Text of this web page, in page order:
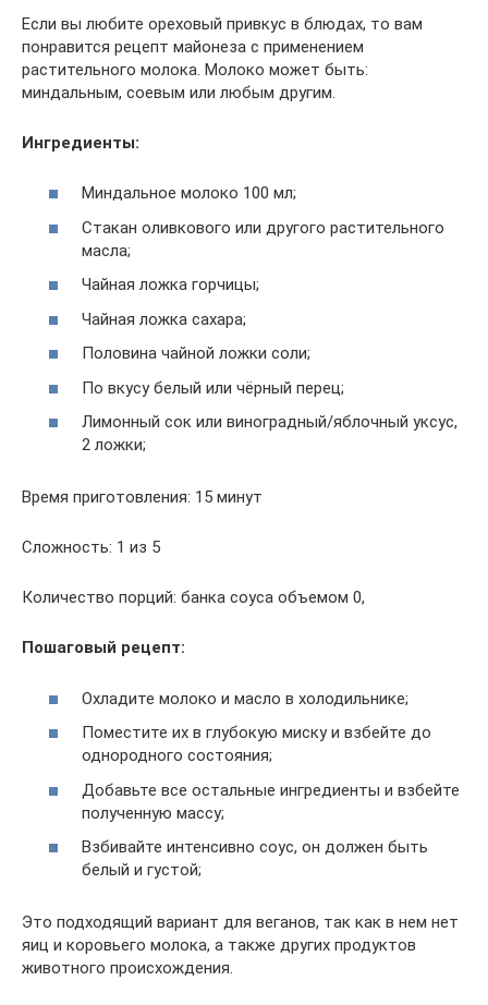
Если вы любите ореховый привкус в блюдах, то вам
понравится рецепт майонеза с применением
растительного молока. Молоко может быть:
миндальным, соевым или любым другим.
Ингредиенты:
Миндальное молоко 100 мл;
Стакан оливкового или другого растительного
масла;
Чайная ложка горчицы;
Чайная ложка сахара;
Половина чайной ложки соли;
По вкусу белый или чёрный перец;
Лимонный сок или виноградный/яблочный уксус,
2 ложки;
Время приготовления: 15 минут
Сложность: 1 из 5
Количество порций: банка соуса объемом 0,
Пошаговый рецепт:
Охладите молоко и масло в холодильнике;
Поместите их в глубокую миску и взбейте до
однородного состояния;
Добавьте все остальные ингредиенты и взбейте
полученную массу;
Взбивайте интенсивно соус, он должен быть
белый и густой;
Это подходящий вариант для веганов, так как в нем нет
яиц и коровьего молока, а также других продуктов
животного происхождения.